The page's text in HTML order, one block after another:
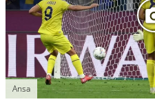
Ansa